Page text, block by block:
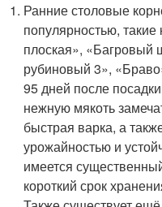
Ранние столовые
популярностью, такие
плоская», «Багровый
рубиновый 3»,
95 дней после
нежную мякоть
быстрая варка, а
урожайностью и
имеется
короткий срок